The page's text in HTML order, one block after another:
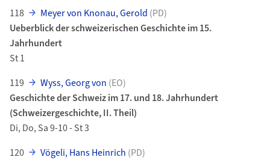
118
Meyer von Knonau, Gerold (PD)
Ueberblick der schweizerischen Geschichte im 15.
Jahrhundert
St 1
119
Wyss, Georg von (EO)
Geschichte der Schweiz im 17. und 18. Jahrhundert
(Schweizergeschichte, II. Theil)
Di, Do, Sa 9-10 - St 3
120
Vögeli, Hans Heinrich (PD)